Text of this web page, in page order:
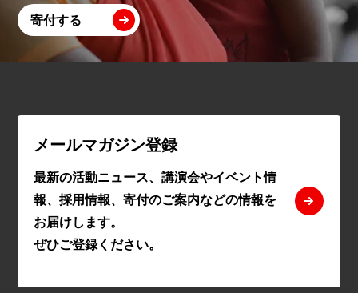
寄付する
メールマガジン登録
最新の活動ニュース、講演会やイベント情
報、採用情報、寄付のご案内などの情報を
お届けします。
ぜひご登録ください。